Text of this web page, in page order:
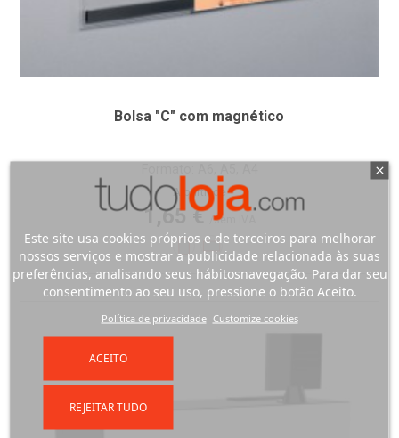
Bolsa "C" com magnético
Preço
A partir de
1,65 € /sem IVA
VerticalHorizontal
Este site usa cookies próprios e de terceiros para melhorar
nossos serviços e mostrar a publicidade relacionada às suas
preferências, analisando seus hábitosnavegação. Para dar seu
consentimento ao seu uso, pressione o botão Aceito.
Política de privacidade Customize cookies
REJEITAR TUDO
ACEITO